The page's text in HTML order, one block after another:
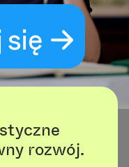
rozwój.